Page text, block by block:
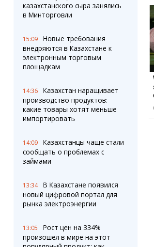
казахстанского сыра занялись
в Минторговли
15:09
Новые требования
внедряются в Казахстане к
электронным торговым
площадкам
14:36
Казахстан наращивает
производство продуктов:
какие товары хотят меньше
импортировать
14:09
Казахстанцы чаще стали
сообщать о проблемах с
займами
13:34
В Казахстане появился
новый цифровой портал для
рынка электроэнергии
13:05
Рост цен на 334%
произошел в мире на этот